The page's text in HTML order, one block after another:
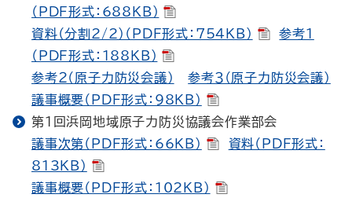
（PDF形式：688KB）
資料（分割2/2）（PDF形式：754KB）
参考１
（PDF形式：188KB）
参考２（原子力防災会議）
参考３（原子力防災会議）
議事概要（PDF形式：98KB）
第１回浜岡地域原子力防災協議会作業部会
議事次第（PDF形式：66KB）
資料（PDF形式：
813KB）
議事概要（PDF形式：102KB）